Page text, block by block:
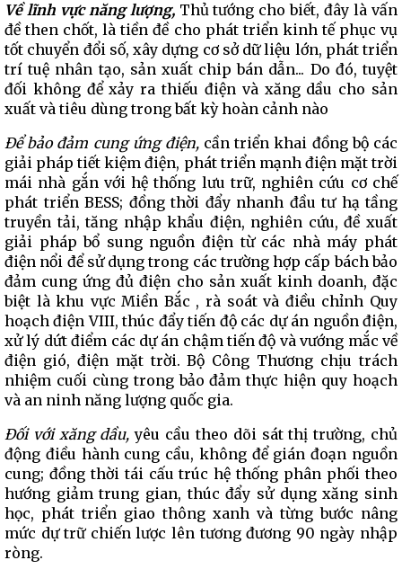
Về lĩnh vực năng lượng,Thủ tướng cho biết, đây là vấn
đề then chốt, là tiền đề cho phát triển kinh tế phục vụ
tốt chuyển đổi số, xây dựng cơ sở dữ liệu lớn, phát triển
trí tuệ nhân tạo, sản xuất chip bán dẫn... Do đó, tuyệt
đối không để xảy ra thiếu điện và xăng dầu cho sản
xuất và tiêu dùng trong bất kỳ hoàn cảnh nào
Để bảo đảm cung ứng điện,cần triển khai đồng bộ các
giải pháp tiết kiệm điện, phát triển mạnh điện mặt trời
mái nhà gắn với hệ thống lưu trữ, nghiên cứu cơ chế
phát triển BESS; đồng thời đẩy nhanh đầu tư hạ tầng
truyền tải, tăng nhập khẩu điện, nghiên cứu, đề xuất
giải pháp bổ sung nguồn điện từ các nhà máy phát
điện nổi để sử dụng trong các trường hợp cấp bách bảo
đảm cung ứng đủ điện cho sản xuất kinh doanh, đặc
biệt là khu vực Miền Bắc , rà soát và điều chỉnh Quy
hoạch điện VIII, thúc đẩy tiến độ các dự án nguồn điện,
xử lý dứt điểm các dự án chậm tiến độ và vướng mắc về
điện gió, điện mặt trời. Bộ Công Thương chịu trách
nhiệm cuối cùng trong bảo đảm thực hiện quy hoạch
và an ninh năng lượng quốc gia.
Đối với xăng dầu,yêu cầu theo dõi sát thị trường, chủ
động điều hành cung cầu, không để gián đoạn nguồn
cung; đồng thời tái cấu trúc hệ thống phân phối theo
hướng giảm trung gian, thúc đẩy sử dụng xăng sinh
học, phát triển giao thông xanh và từng bước nâng
mức dự trữ chiến lược lên tương đương 90 ngày nhập
ròng.